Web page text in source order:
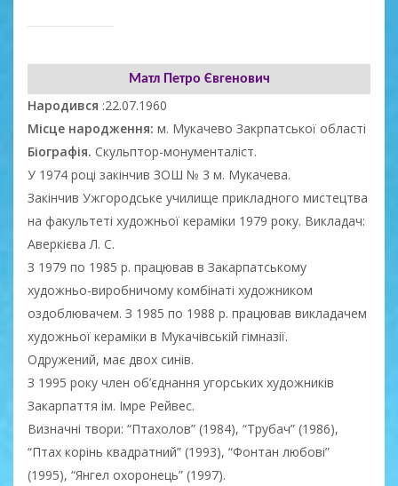
Матл Петро Євгенович
Народився :22.07.1960
Місце народження: м. Мукачево Закрпатської області
Біографія. Скульптор-монументаліст.
У 1974 році закінчив ЗОШ № 3 м. Мукачева.
Закінчив Ужгородське училище прикладного мистецтва
на факультеті художньої кераміки 1979 року. Викладач:
Аверкієва Л. С.
З 1979 по 1985 р. працював в Закарпатському
художньо-виробничому комбінаті художником
оздоблювачем. З 1985 по 1988 р. працював викладачем
художньої кераміки в Мукачівській гімназії.
Одружений, має двох синів.
З 1995 року член об’єднання угорських художників
Закарпаття ім. Імре Рейвес.
Визначні твори: “Птахолов” (1984), “Трубач” (1986),
“Птах корінь квадратний” (1993), “Фонтан любові”
(1995), “Янгел охоронець” (1997).